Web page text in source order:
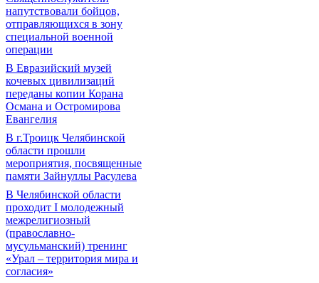
напутствовали бойцов,
отправляющихся в зону
специальной военной
операции
В Евразийский музей
кочевых цивилизаций
переданы копии Корана
Османа и Остромирова
Евангелия
В г.Троицк Челябинской
области прошли
мероприятия, посвященные
памяти Зайнуллы Расулева
В Челябинской области
проходит I молодежный
межрелигиозный
(православно-
мусульманский) тренинг
«Урал – территория мира и
согласия»